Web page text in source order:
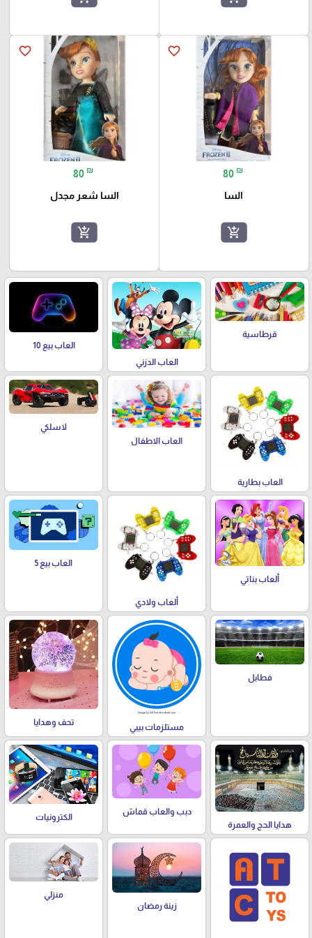
favorite_border
80 ₪
السا
add_shopping_cart
favorite_border
80 ₪
السا شعر مجدل
add_shopping_cart
قرطاسية
العاب الدزني
العاب بيع 10
العاب بطارية
العاب الاطفال
لاسلكي
ألعاب بناتي
ألعاب ولادي
العاب بيع 5
فطابل
مستلزمات بيبي
تحف وهدايا
هدايا الحج والعمرة
دبب والعاب قماش
الكترونيات
زينة رمضان
منزلي